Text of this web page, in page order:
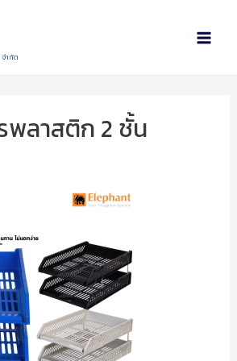
ำกัด
พลาสติก 2 ชั้น